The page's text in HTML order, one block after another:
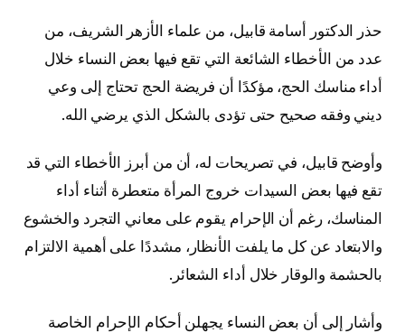
حذر الدكتور أسامة قابيل، من علماء الأزهر الشريف، من
عدد من الأخطاء الشائعة التي تقع فيها بعض النساء خلال
أداء مناسك الحج، مؤكدًا أن فريضة الحج تحتاج إلى وعي
ديني وفقه صحيح حتى تؤدى بالشكل الذي يرضي الله.
وأوضح قابيل، في تصريحات له، أن من أبرز الأخطاء التي قد
تقع فيها بعض السيدات خروج المرأة متعطرة أثناء أداء
المناسك، رغم أن الإحرام يقوم على معاني التجرد والخشوع
والابتعاد عن كل ما يلفت الأنظار، مشددًا على أهمية الالتزام
بالحشمة والوقار خلال أداء الشعائر.
وأشار إلى أن بعض النساء يجهلن أحكام الإحرام الخاصة